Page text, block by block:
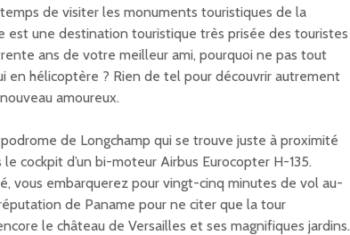
de visiter les monuments touristiques de la
est une destination touristique très prisée des touristes
ans de votre meilleur ami, pourquoi ne pas tout
en hélicoptère ? Rien de tel pour découvrir autrement
amoureux.
de Longchamp qui se trouve juste à proximité
cockpit d’un bi-moteur Airbus Eurocopter H-135.
vous embarquerez pour vingt-cinq minutes de vol au-
de Paname pour ne citer que la tour
le château de Versailles et ses magnifiques jardins.